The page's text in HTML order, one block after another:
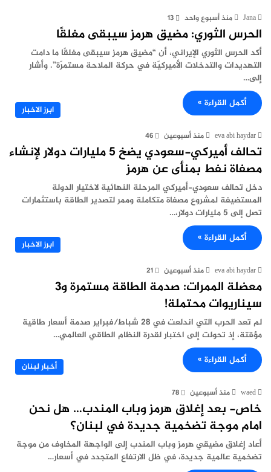
Jana منذ أسبوع واحد 13
الحرس الثوري: مضيق هرمز سيبقى مغلقًا
أكد الحرس الثوري الإيراني، أن “مضيق هرمز سيبقى مغلقًا ما دامت
التهديدات والتدخلات الأميركيّة في حركة الملاحة مستمرّة”. وأشار
إلى…
أكمل القراءة »
ابرز الاخبار
eva abi haydar منذ أسبوعين 46
تحالف أميركي-سعودي يضخ 5 مليارات دولار لإنشاء
مصفاة نفط بمنأى عن هرمز
دخل تحالف سعودي-أميركي المرحلة النهائية لاختيار الدولة
المستضيفة لمشروع مصفاة متكاملة وممر لتصدير الطاقة باستثمارات
تصل إلى 5 مليارات دولار،…
أكمل القراءة »
ابرز الاخبار
eva abi haydar منذ أسبوعين 21
معضلة الممرات: صدمة الطاقة مستمرة و3
سيناريوات محتملة!
لم تعد الحرب التي اندلعت في 28 شباط/فبراير صدمة أسعار طاقية
مؤقتة، إذ تحولت إلى اختبار لقدرة النظام الطاقي العالمي…
أكمل القراءة »
أخبار لبنان
waed منذ أسبوعين 78
خاص- بعد إغلاق هرمز وباب المندب… هل نحن
امام موجة تضخمية جديدة في لبنان؟
أعاد إغلاق مضيقي هرمز وباب المندب إلى الواجهة المخاوف من موجة
تضخمية عالمية جديدة، في ظل الارتفاع المتجدد في أسعار…